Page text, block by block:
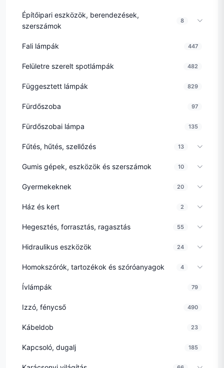
Építőipari eszközök, berendezések,
szerszámok
8
Fali lámpák 447
Felületre szerelt spotlámpák 482
Függesztett lámpák 829
Fürdőszoba 97
Fürdőszobai lámpa 135
Fűtés, hűtés, szellőzés 13
Gumis gépek, eszközök és szerszámok 10
Gyermekeknek 20
Ház és kert 2
Hegesztés, forrasztás, ragasztás 55
Hidraulikus eszközök 24
Homokszórók, tartozékok és szóróanyagok 4
Ívlámpák 79
Izzó, fénycső 490
Kábeldob 23
Kapcsoló, dugalj 185